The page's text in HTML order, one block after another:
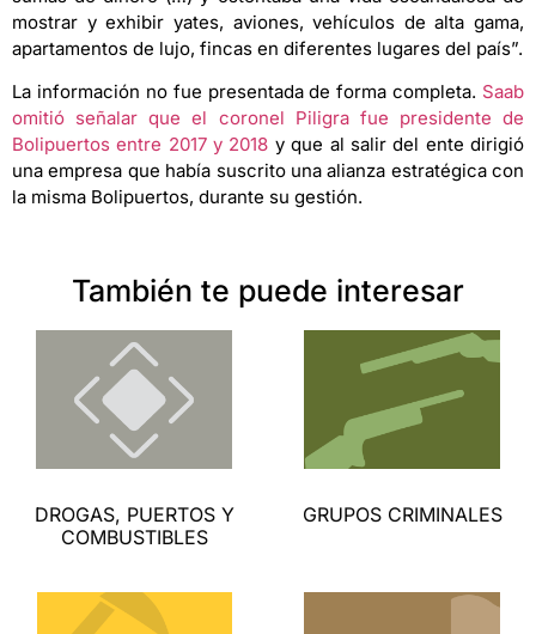
mostrar y exhibir yates, aviones, vehículos de alta gama,
apartamentos de lujo, fincas en diferentes lugares del país”.
La información no fue presentada de forma completa. Saab
omitió señalar que el coronel Piligra fue presidente de
Bolipuertos entre 2017 y 2018 y que al salir del ente dirigió
una empresa que había suscrito una alianza estratégica con
la misma Bolipuertos, durante su gestión.
También te puede interesar
DROGAS, PUERTOS Y
COMBUSTIBLES
GRUPOS CRIMINALES